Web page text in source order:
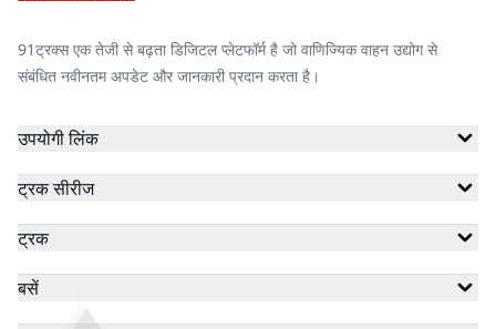
91ट्रक्स एक तेजी से बढ़ता डिजिटल प्लेटफॉर्म है जो वाणिज्यिक वाहन उद्योग से
संबंधित नवीनतम अपडेट और जानकारी प्रदान करता है।
उपयोगी लिंक
ट्रक सीरीज
ट्रक
बसें